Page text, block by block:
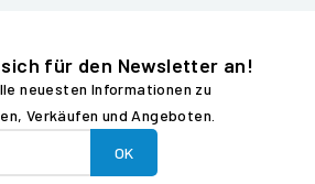
sich für den Newsletter an!
neuesten Informationen zu
Verkäufen und Angeboten.